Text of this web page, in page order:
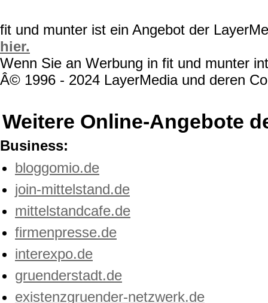
fit und munter ist ein Angebot der
hier.
Wenn Sie an Werbung in fit und munter
Â© 1996 - 2024 LayerMedia und deren
Weitere Online-Angebote
Business:
bloggomio.de
join-mittelstand.de
mittelstandcafe.de
firmenpresse.de
interexpo.de
gruenderstadt.de
existenzgruender-netzwerk.de